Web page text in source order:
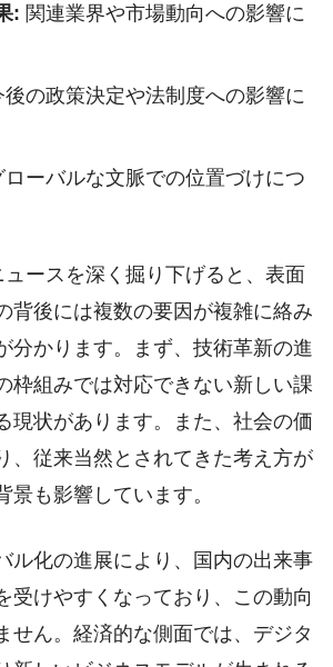
: 関連業界や市場動向への影響に
後の政策決定や法制度への影響に
ローバルな文脈での位置づけにつ
ュースを深く掘り下げると、表面
背後には複数の要因が複雑に絡み
分かります。まず、技術革新の進
枠組みでは対応できない新しい課
現状があります。また、社会の価
、従来当然とされてきた考え方が
景も影響しています。
ル化の進展により、国内の出来事
受けやすくなっており、この動向
せん。経済的な側面では、デジタ